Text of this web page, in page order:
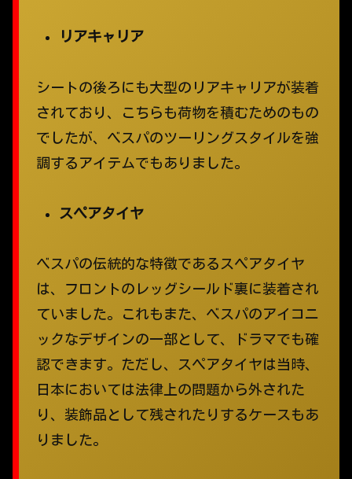
リアキャリア
シートの後ろにも大型のリアキャリアが装着
されており、こちらも荷物を積むためのもの
でしたが、ベスパのツーリングスタイルを強
調するアイテムでもありました。
スペアタイヤ
ベスパの伝統的な特徴であるスペアタイヤ
は、フロントのレッグシールド裏に装着され
ていました。これもまた、ベスパのアイコニ
ックなデザインの一部として、ドラマでも確
認できます。ただし、スペアタイヤは当時、
日本においては法律上の問題から外された
り、装飾品として残されたりするケースもあ
りました。